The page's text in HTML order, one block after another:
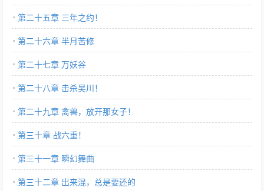
第二十五章 三年之约！
第二十六章 半月苦修
第二十七章 万妖谷
第二十八章 击杀吴川！
第二十九章 禽兽，放开那女子！
第三十章 战六重！
第三十一章 瞬幻舞曲
第三十二章 出来混，总是要还的